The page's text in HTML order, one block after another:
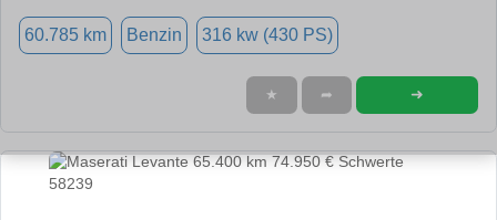
60.785 km Benzin 316 kw (430 PS)
★ ➦ ➜